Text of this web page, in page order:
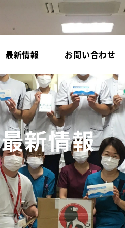
最新情報 お問い合わせ
最新情報